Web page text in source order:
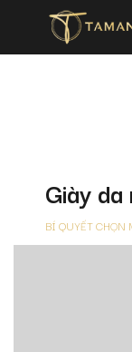
Giày
BÍ QUYẾT CHỌN